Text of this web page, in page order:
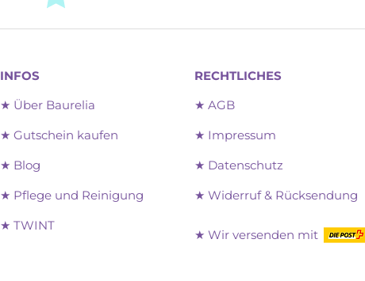
INFOS
★ Über Baurelia
★ Gutschein kaufen
★ Blog
★ Pflege und Reinigung
★ TWINT
RECHTLICHES
★ AGB
★ Impressum
★ Datenschutz
★ Widerruf & Rücksendung
★ Wir versenden mit